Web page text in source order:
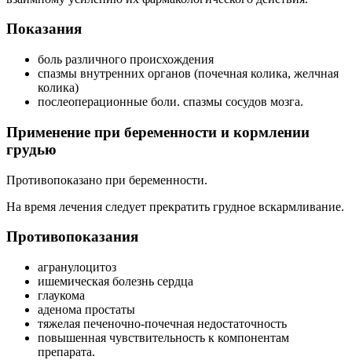
Показания
боль различного происхождения
спазмы внутренних органов (почечная колика, желчная
колика)
послеоперационные боли. спазмы сосудов мозга.
Применение при беременности и кормлении
грудью
Противопоказано при беременности.
На время лечения следует прекратить грудное вскармливание.
Противопоказания
агранулоцитоз
ишемическая болезнь сердца
глаукома
аденома простаты
тяжелая печеночно-почечная недостаточность
повышенная чувствительность к компонентам
препарата.